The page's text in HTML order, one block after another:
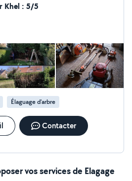
Khel : 5/5
Élaguage d'arbre
Contacter
vos services de Elagage